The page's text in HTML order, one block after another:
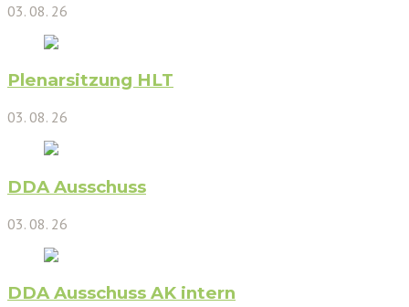
03. 08. 26
Plenarsitzung HLT
03. 08. 26
DDA Ausschuss
03. 08. 26
DDA Ausschuss AK intern